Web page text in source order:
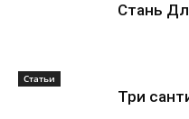
Стань
Статьи
Три